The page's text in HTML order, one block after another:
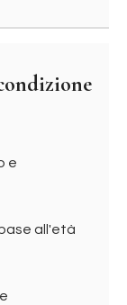
e
all'età